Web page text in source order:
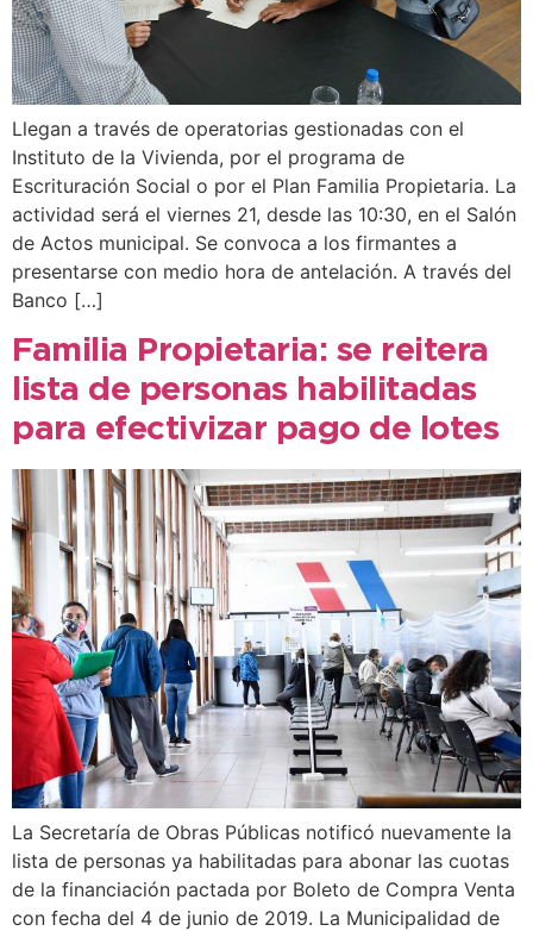
Llegan a través de operatorias gestionadas con el
Instituto de la Vivienda, por el programa de
Escrituración Social o por el Plan Familia Propietaria. La
actividad será el viernes 21, desde las 10:30, en el Salón
de Actos municipal. Se convoca a los firmantes a
presentarse con medio hora de antelación. A través del
Banco […]
Familia Propietaria: se reitera
lista de personas habilitadas
para efectivizar pago de lotes
La Secretaría de Obras Públicas notificó nuevamente la
lista de personas ya habilitadas para abonar las cuotas
de la financiación pactada por Boleto de Compra Venta
con fecha del 4 de junio de 2019. La Municipalidad de